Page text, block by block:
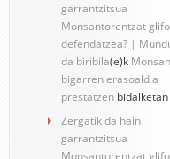
garrantzitsua
Monsantorentzat
defendatzea? |
da biribila(e)k
bigarren erasoaldia
prestatzen bidalketan
Zergatik da hain
garrantzitsua